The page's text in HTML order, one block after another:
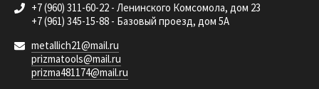
+7 (960) 311-60-22 - Ленинского Комсомола, дом 23
+7 (961) 345-15-88 - Базовый проезд, дом 5А
metallich21@mail.ru
prizmatools@mail.ru
prizma481174@mail.ru